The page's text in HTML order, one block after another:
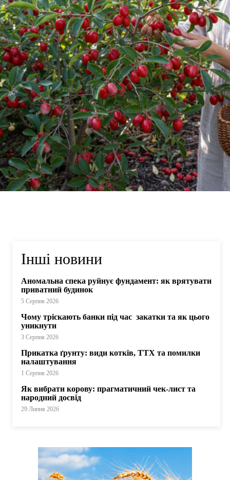
Інші новини
Аномальна спека руйнує фундамент: як врятувати
приватний будинок
5 Серпня 2026
Чому тріскають банки під час закатки та як цього
уникнути
3 Серпня 2026
Прикатка ґрунту: види котків, ТТХ та помилки
налаштування
1 Серпня 2026
Як вибрати корову: прагматичний чек-лист та
народний досвід
29 Липня 2026